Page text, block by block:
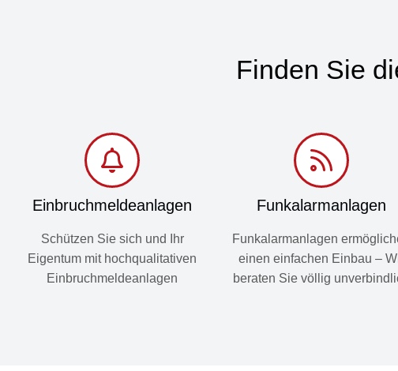
Finden Sie
Einbruchmelde­anlagen
Schützen Sie sich und Ihr
Eigentum mit hochqualitativen
Einbruchmeldeanlagen
Funkalarmanlagen
Funkalarmanlagen
einen einfachen Einbau –
beraten Sie völlig